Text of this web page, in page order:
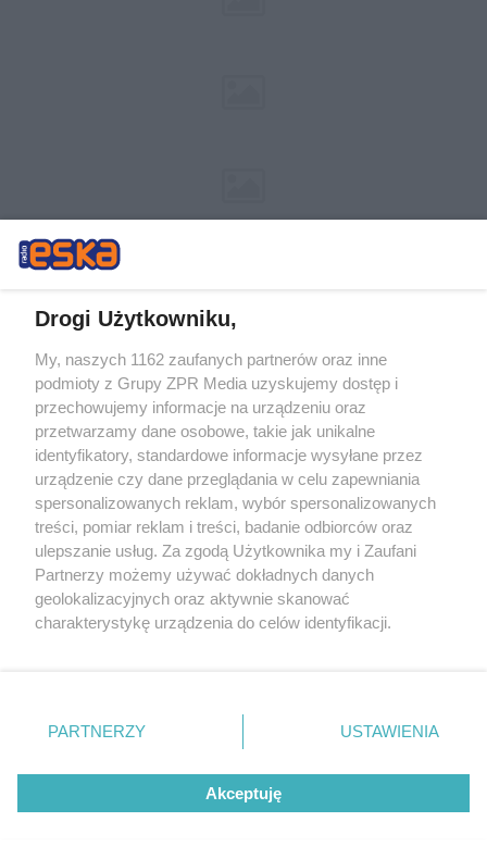
Żaden utwór zamieszczony w serwisie nie może być powielany i
rozpowszechniany lub dalej rozpowszechniany w jakikolwiek sposób (w
tym także elektroniczny lub mechaniczny) na jakimkolwiek polu
eksploatacji w jakiejkolwiek formie, włącznie z umieszczaniem w
Internecie bez pisemnej zgody właściciela praw. Jakiekolwiek użycie lub
wykorzystanie utworów w całości lub w części z naruszeniem prawa,
tzn. bez właściwej zgody, jest zabronione pod groźbą kary i może być
ścigane prawnie.
© 2026 Grupa ZPR Media
Drogi Użytkowniku,
My, naszych 1162 zaufanych partnerów oraz inne
podmioty z Grupy ZPR Media uzyskujemy dostęp i
przechowujemy informacje na urządzeniu oraz
przetwarzamy dane osobowe, takie jak unikalne
identyfikatory, standardowe informacje wysyłane przez
urządzenie czy dane przeglądania w celu zapewniania
spersonalizowanych reklam, wybór spersonalizowanych
treści, pomiar reklam i treści, badanie odbiorców oraz
ulepszanie usług. Za zgodą Użytkownika my i Zaufani
Partnerzy możemy używać dokładnych danych
geolokalizacyjnych oraz aktywnie skanować
charakterystykę urządzenia do celów identyfikacji.
zmienić/wycofać klikając przycisk ustawień prywatności
znajdujący się w lewym dolnym rogu strony
rodzaje przetwarzania danych nie wymagają zgody
użytkownika, ale masz prawo sprzeciwić się takiemu
przetwarzaniu. Preferencje będą miały zastosowanie tylko
PARTNERZY USTAWIENIA
Akceptuję